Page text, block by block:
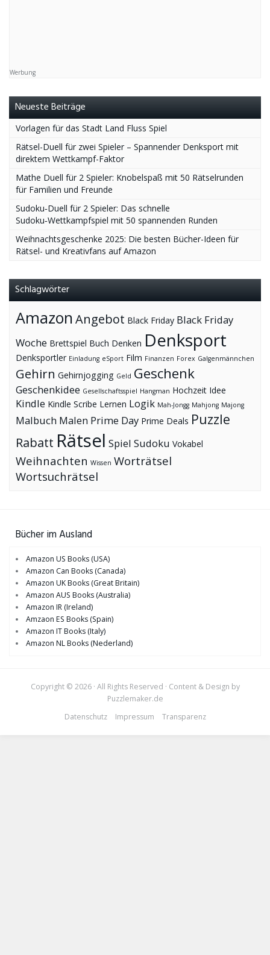
Werbung
Neueste Beiträge
Vorlagen für das Stadt Land Fluss Spiel
Rätsel-Duell für zwei Spieler – Spannender Denksport mit
direktem Wettkampf-Faktor
Mathe Duell für 2 Spieler: Knobelspaß mit 50 Rätselrunden
für Familien und Freunde
Sudoku‑Duell für 2 Spieler: Das schnelle
Sudoku‑Wettkampfspiel mit 50 spannenden Runden
Weihnachtsgeschenke 2025: Die besten Bücher-Ideen für
Rätsel- und Kreativfans auf Amazon
Schlagwörter
AmazonAngebot Black Friday Black Friday
Woche Brettspiel Buch Denken Denksport
Denksportler Einladung eSport Film Finanzen Forex Galgenmännchen
Gehirn Gehirnjogging Geld Geschenk
Geschenkidee Gesellschaftsspiel Hangman Hochzeit Idee
Kindle Kindle Scribe Lernen Logik Mah-Jongg Mahjong Majong
Malbuch Malen Prime Day Prime Deals Puzzle
Rabatt Rätsel Spiel Sudoku Vokabel
Weihnachten Wissen Worträtsel
Wortsuchrätsel
Bücher im Ausland
Amazon US Books (USA)
Amazon Can Books (Canada)
Amazon UK Books (Great Britain)
Amazon AUS Books (Australia)
Amazon IR (Ireland)
Amzaon ES Books (Spain)
Amazon IT Books (Italy)
Amazon NL Books (Nederland)
Copyright © 2026 · All Rights Reserved · Content & Design by
Puzzlemaker.de
Datenschutz
Impressum Transparenz